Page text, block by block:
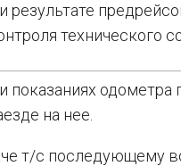
результате
технического
показаниях одометра
на нее.
т/с последующему